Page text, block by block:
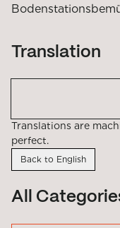
Translation
Translations are
perfect.
Back to English
All